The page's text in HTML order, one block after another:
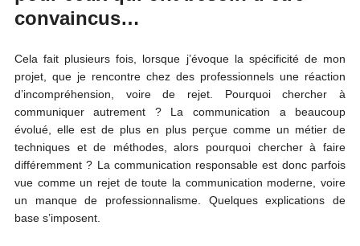
convaincus…
Cela fait plusieurs fois, lorsque j’évoque la spécificité de mon
projet, que je rencontre chez des professionnels une réaction
d’incompréhension, voire de rejet. Pourquoi chercher à
communiquer autrement ? La communication a beaucoup
évolué, elle est de plus en plus perçue comme un métier de
techniques et de méthodes, alors pourquoi chercher à faire
différemment ? La communication responsable est donc parfois
vue comme un rejet de toute la communication moderne, voire
un manque de professionnalisme. Quelques explications de
base s’imposent.